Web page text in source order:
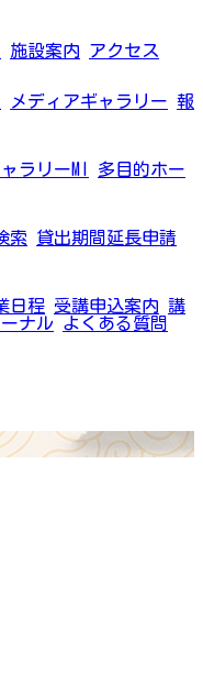
施設案内 アクセス
メディアギャラリー 報
ラリーMI
多目的ホー
索
貸出期間延長申請
日程 受講申込案内 講
ナル よくある質問